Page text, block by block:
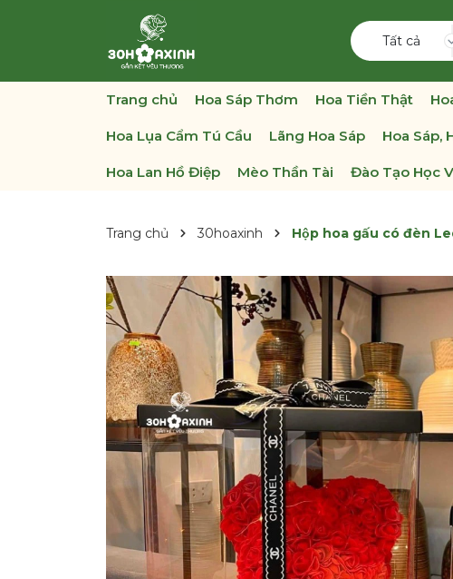
Tất cả
Trang chủ Hoa Sáp Thơm Hoa Tiền Thật
Hoa Lụa Cẩm Tú Cầu Lãng Hoa Sáp Hoa Sáp,
Hoa Lan Hồ Điệp Mèo Thần Tài Đào Tạo Học
Trang chủ 30hoaxinh Hộp hoa gấu có đèn